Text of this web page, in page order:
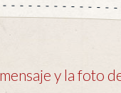
y la foto